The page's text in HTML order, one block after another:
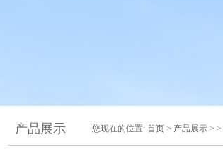
产品展示 您现在的位置: 首页 > 产品展示 > >